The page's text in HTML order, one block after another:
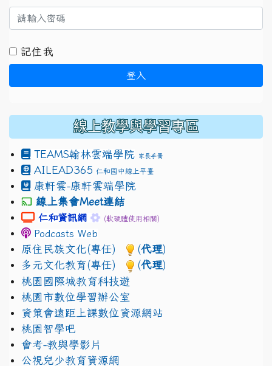
記住我
登入
線上教學與學習專區
TEAMS翰林雲端學院 家長手冊
AILEAD365 仁和國中線上平臺
康軒雲-康軒雲端學院
線上集會Meet連結
link to https://sites.google.com/
仁和資訊網 link to https://sites.google.com/
(軟硬體使用相關)
Podcasts Web
原住民族文化(專任) (代理)
多元文化教育(專任)
(代理)
桃園國際城教育科技遊
桃園市數位學習辦公室
資策會遠距上課數位資源網站
桃園智學吧
會考-教與學影片
公視兒少教育資源網